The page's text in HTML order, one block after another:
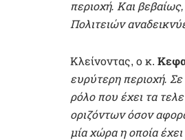
περιοχή. Και
Πολιτειών
Κλείνοντας, ο κ.
ευρύτερη περιοχή.
ρόλο που έχει τα
οριζόντων όσον
μία χώρα η οποία